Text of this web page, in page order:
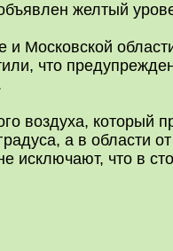
желтый
Московской
что
воздуха, который
а в области
исключают, что в